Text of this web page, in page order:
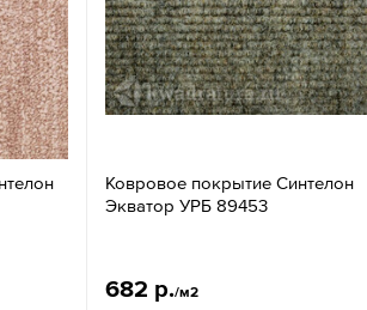
Ковровое покрытие Синтелон
Экватор УРБ 89453
682 р./м2